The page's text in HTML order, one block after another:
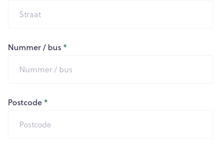
Nummer / bus
Postcode